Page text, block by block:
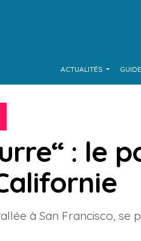
ACTUALITÉS
: le
à San Francisco, se